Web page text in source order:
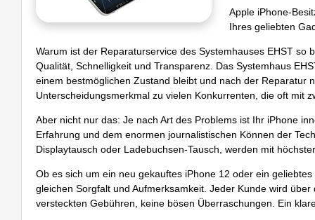
Apple iPhone-
Ihres geliebten
Warum ist der Reparaturservice des Systemhauses EHST
Qualität, Schnelligkeit und Transparenz. Das Systemhaus
einem bestmöglichen Zustand bleibt und nach der Reparatur
Unterscheidungsmerkmal zu vielen Konkurrenten, die oft mit
Aber nicht nur das: Je nach Art des Problems ist Ihr iPhone
Erfahrung und dem enormen journalistischen Können der
Displaytausch oder Ladebuchsen-Tausch, werden mit
Ob es sich um ein neu gekauftes iPhone 12 oder ein
gleichen Sorgfalt und Aufmerksamkeit. Jeder Kunde wird
versteckten Gebühren, keine bösen Überraschungen. Ein